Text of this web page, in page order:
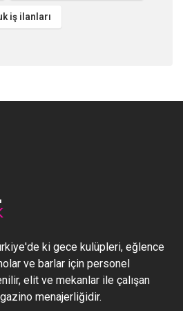
iş ilanları
ki gece kulüpleri, eğlence
ve barlar için personel
elit ve mekanlar ile çalışan
menajerliğidir.